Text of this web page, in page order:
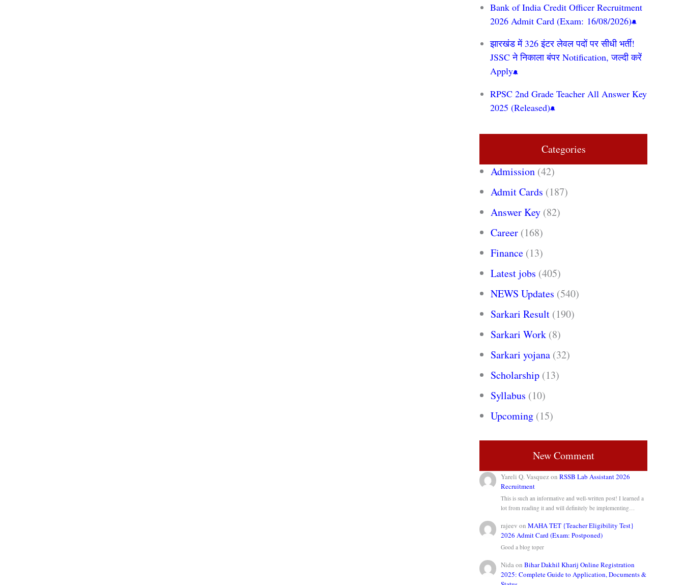
Bank of India Credit Officer Recruitment
2026 Admit Card (Exam: 16/08/2026)
झारखंड में 326 इंटर लेवल पदों पर सीधी भर्ती!
JSSC ने निकाला बंपर Notification, जल्दी करें
Apply
RPSC 2nd Grade Teacher All Answer Key
2025 (Released)
Categories
Admission (42)
Admit Cards (187)
Answer Key (82)
Career (168)
Finance (13)
Latest jobs (405)
NEWS Updates (540)
Sarkari Result (190)
Sarkari Work (8)
Sarkari yojana (32)
Scholarship (13)
Syllabus (10)
Upcoming (15)
New Comment
Yareli Q. VasquezonRSSB Lab Assistant 2026
Recruitment
This is such an informative and well-written post! I learned a
lot from reading it and will definitely be implementing…
rajeev onMAHA TET {Teacher Eligibility Test}
2026 Admit Card (Exam: Postponed)
Good a blog toper
NidaonBihar Dakhil Kharij Online Registration
2025: Complete Guide to Application, Documents &